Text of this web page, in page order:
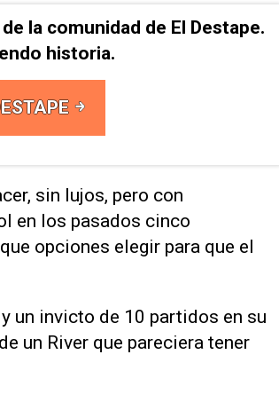
la comunidad de El Destape.
historia.
sin lujos, pero con
en los pasados cinco
opciones elegir para que el
un invicto de 10 partidos en su
un River que pareciera tener